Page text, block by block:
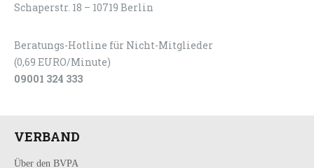
Schaperstr. 18 – 10719 Berlin
Beratungs-Hotline für Nicht-Mitglieder
(0,69 EURO/Minute)
09001 324 333
VERBAND
Über den BVPA